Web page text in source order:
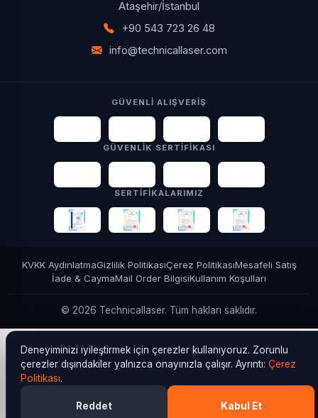
Ataşehir/İstanbul
+90 543 723 26 48
info@technicallaser.com
GÜVENLI ALIŞVERIŞ
oy VISA
AMERICAN
GÜVENLIK SERTIFIKASI
SSL 3D
Secure
PCI
DSS YASAD
SERTIFIKALARIMIZ
KVKK AydınlatmaGizlilik PolitikasıÇerez PolitikasıMesafeli Satış
İade & CaymaMail Order BilgisiKullanım Koşulları
© 2026 Technicallaser. Tüm hakları saklıdır.
Deneyiminizi iyileştirmek için çerezler kullanıyoruz. Zorunlu
çerezler dışındakiler yalnızca onayınızla çalışır. Ayrıntı: Çerez
Politikası.
Reddet Kabul Et